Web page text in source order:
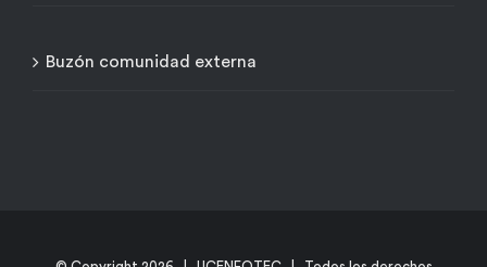
Buzón comunidad externa